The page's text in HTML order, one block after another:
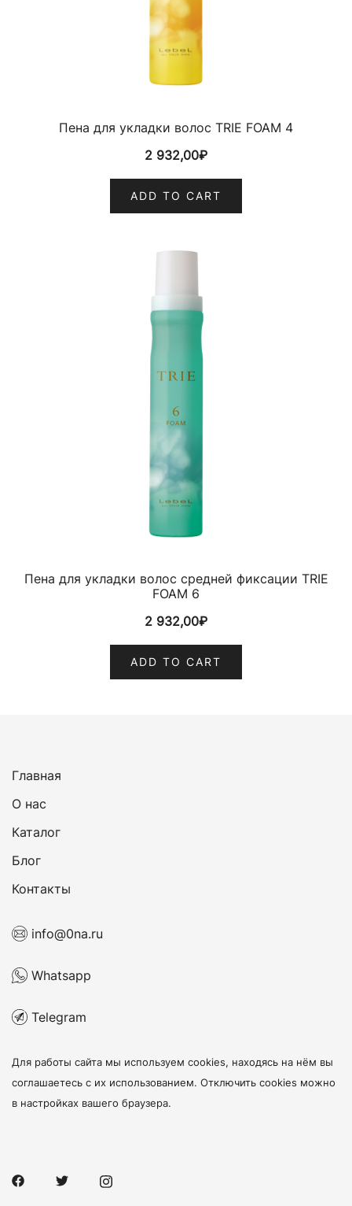
Пена для укладки волос TRIE FOAM 4
2 932,00₽
ADD TO CART
Пена для укладки волос средней фиксации TRIE
FOAM 6
2 932,00₽
ADD TO CART
Главная
О нас
Каталог
Блог
Контакты
info@0na.ru
Whatsapp
Telegram
Для работы сайта мы используем cookies, находясь на нём вы
соглашаетесь с их использованием. Отключить cookies можно
в настройках вашего браузера.